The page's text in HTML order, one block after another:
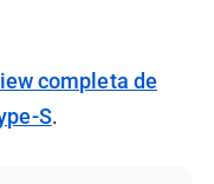
completa de
S.